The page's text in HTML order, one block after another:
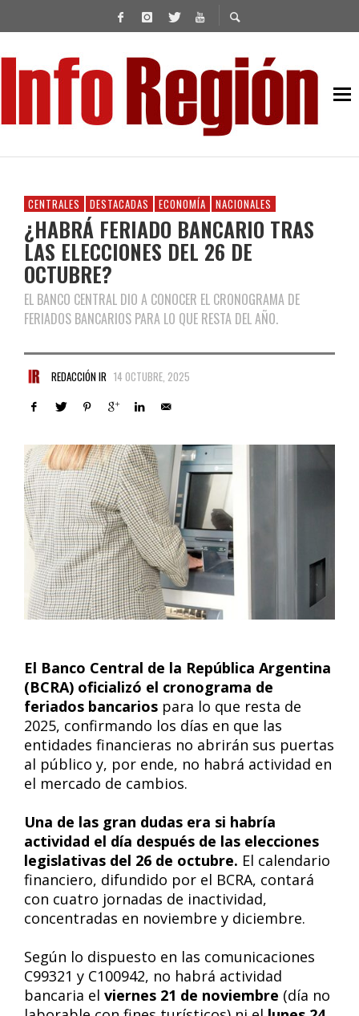
CENTRALES DESTACADAS ECONOMÍA NACIONALES
¿HABRÁ FERIADO BANCARIO TRAS
LAS ELECCIONES DEL 26 DE
OCTUBRE?
EL BANCO CENTRAL DIO A CONOCER EL CRONOGRAMA DE
FERIADOS BANCARIOS PARA LO QUE RESTA DEL AÑO.
REDACCIÓN IR 14 OCTUBRE, 2025
El Banco Central de la República Argentina
(BCRA) oficializó el cronograma de
feriados bancarios para lo que resta de
2025, confirmando los días en que las
entidades financieras no abrirán sus puertas
al público y, por ende, no habrá actividad en
el mercado de cambios.
Una de las gran dudas era si habría
actividad el día después de las elecciones
legislativas del 26 de octubre. El calendario
financiero, difundido por el BCRA, contará
con cuatro jornadas de inactividad,
concentradas en noviembre y diciembre.
Según lo dispuesto en las comunicaciones
C99321 y C100942, no habrá actividad
bancaria el viernes 21 de noviembre (día no